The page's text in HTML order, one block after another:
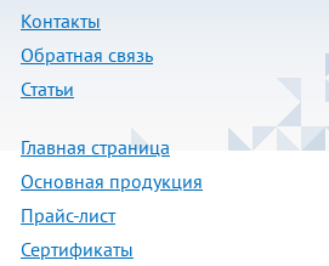
Контакты
Обратная связь
Статьи
Главная страница
Основная продукция
Прайс-лист
Сертификаты